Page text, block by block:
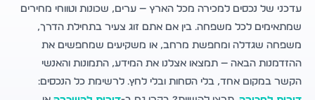
עדכני של נכסים למכירה מכל הארץ — ערים, שכונות וטווחי מחירים
שמתאימים לכל משפחה. בין אם אתם זוג צעיר בתחילת הדרך,
משפחה שגדלה ומחפשת מרחב, או משקיעים שמחפשים את
ההזדמנות הבאה — תמצאו אצלנו את המידע, התמונות והאנשי
הקשר במקום אחד, בלי הסחות ובלי לחץ. לרשימת כל הנכסים: